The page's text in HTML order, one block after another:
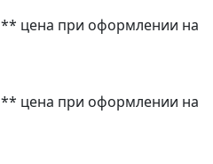
** цена при оформлении на
** цена при оформлении на